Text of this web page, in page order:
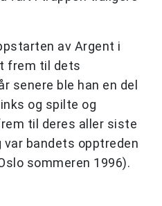
av Argent i
frem til dets
senere ble han en del
og spilte og
til deres aller siste
bandets opptreden
sommeren 1996).